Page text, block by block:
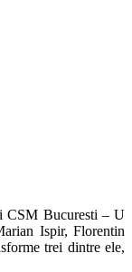
CSM Bucuresti – U
Ispir, Florentin
trei dintre ele,